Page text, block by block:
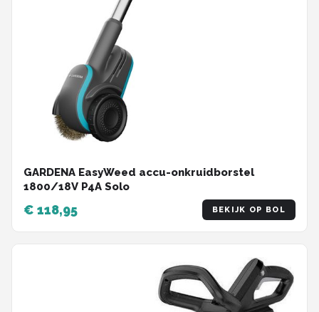
GARDENA EasyWeed accu-onkruidborstel
1800/18V P4A Solo
€ 118,95 BEKIJK OP BOL